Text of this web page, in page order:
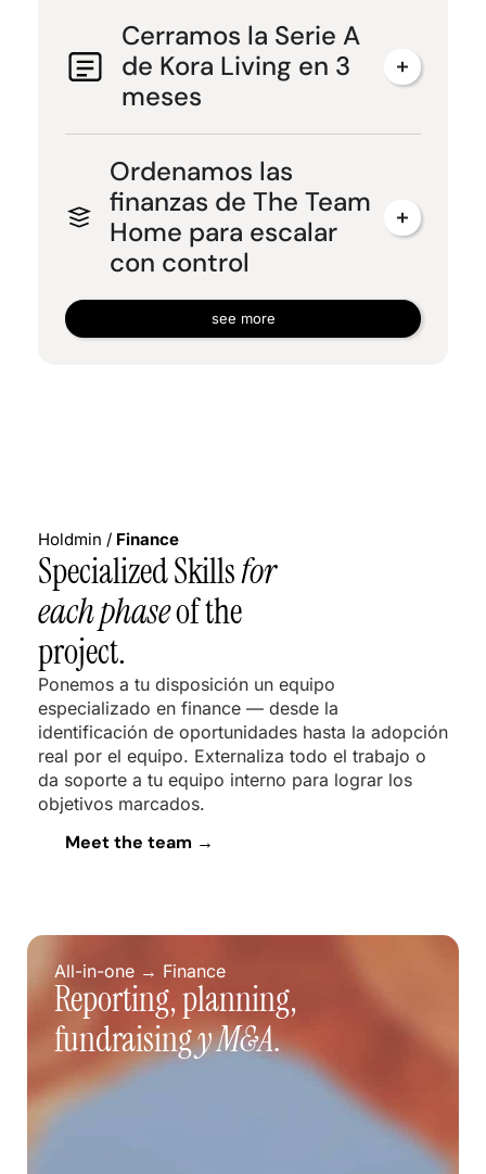
Cerramos la Serie A
de Kora Living en 3
meses
Ordenamos las
finanzas de The Team
Home para escalar
con control
see more
Holdmin / Finance
Specialized Skillsfor
each phaseof the
project.
Ponemos a tu disposición un equipo
especializado en finance — desde la
identificación de oportunidades hasta la adopción
real por el equipo. Externaliza todo el trabajo o
da soporte a tu equipo interno para lograr los
objetivos marcados.
Meet the team →
All-in-one → Finance
Reporting, planning,
fundraisingy M&A.